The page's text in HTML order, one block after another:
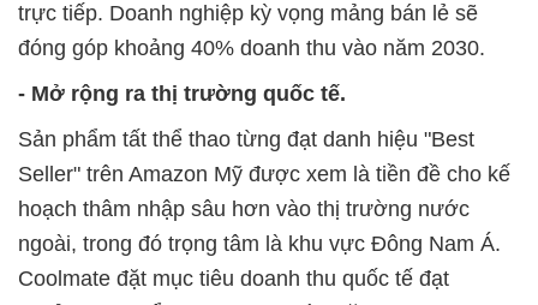
trực tiếp. Doanh nghiệp kỳ vọng mảng bán lẻ sẽ
đóng góp khoảng 40% doanh thu vào năm 2030.
- Mở rộng ra thị trường quốc tế.
Sản phẩm tất thể thao từng đạt danh hiệu "Best
Seller" trên Amazon Mỹ được xem là tiền đề cho kế
hoạch thâm nhập sâu hơn vào thị trường nước
ngoài, trong đó trọng tâm là khu vực Đông Nam Á.
Coolmate đặt mục tiêu doanh thu quốc tế đạt